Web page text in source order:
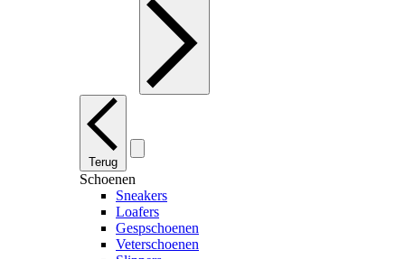
Terug
Schoenen
Sneakers
Loafers
Gespschoenen
Veterschoenen